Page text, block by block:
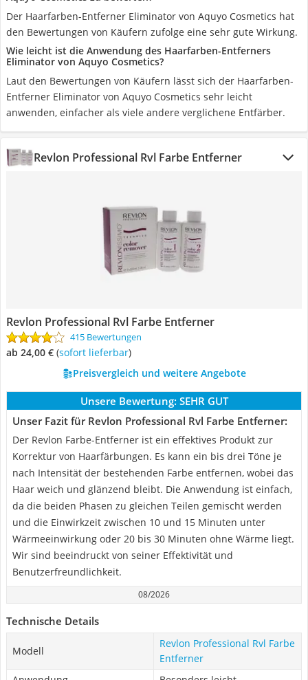
Der Haarfarben-Entferner Eliminator von Aquyo Cosmetics hat
den Bewertungen von Käufern zufolge eine sehr gute Wirkung.
Wie leicht ist die Anwendung des Haarfarben-Entferners
Eliminator von Aquyo Cosmetics?
Laut den Bewertungen von Käufern lässt sich der Haarfarben-
Entferner Eliminator von Aquyo Cosmetics sehr leicht
anwenden, einfacher als viele andere verglichene Entfärber.
Revlon Professional Rvl Farbe Entferner
Revlon Professional Rvl Farbe Entferner
415 Bewertungen
ab 24,00 € ( Sofort lieferbar)
Preisvergleich und weitere Angebote
Unsere Bewertung: SEHR GUT
Unser Fazit für Revlon Professional Rvl Farbe Entferner:
Der Revlon Farbe-Entferner ist ein effektives Produkt zur
Korrektur von Haarfärbungen. Es kann ein bis drei Töne je
nach Intensität der bestehenden Farbe entfernen, wobei das
Haar weich und glänzend bleibt. Die Anwendung ist einfach,
da die beiden Phasen zu gleichen Teilen gemischt werden
und die Einwirkzeit zwischen 10 und 15 Minuten unter
Wärmeeinwirkung oder 20 bis 30 Minuten ohne Wärme liegt.
Wir sind beeindruckt von seiner Effektivität und
Benutzerfreundlichkeit.
08/2026
Technische Details
Modell
Revlon Professional Rvl Farbe
Entferner